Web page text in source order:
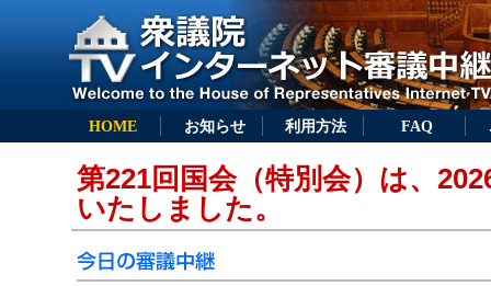
HOME お知らせ 利用方法 FAQ
第221回国会（特別会）は、
いたしました。